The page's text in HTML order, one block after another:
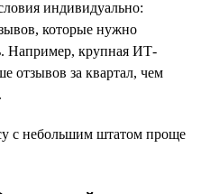
индивидуально:
которые нужно
Например, крупная ИТ-
отзывов за квартал, чем
с небольшим штатом проще